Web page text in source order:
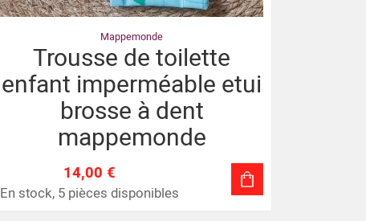
Mappemonde
Trousse de toilette
enfant imperméable etui
brosse à dent
mappemonde
14,00 €
En stock, 5 pièces disponibles